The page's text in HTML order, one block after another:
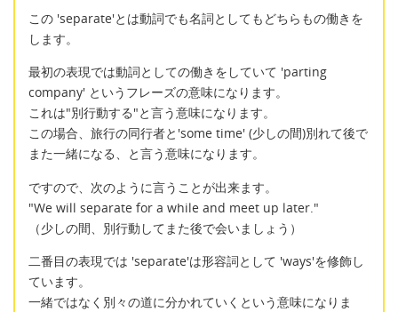
この 'separate'とは動詞でも名詞としてもどちらもの働きを
します。
最初の表現では動詞としての働きをしていて 'parting
company' というフレーズの意味になります。
これは"別行動する"と言う意味になります。
この場合、旅行の同行者と'some time' (少しの間)別れて後で
また一緒になる、と言う意味になります。
ですので、次のように言うことが出来ます。
"We will separate for a while and meet up later."
（少しの間、別行動してまた後で会いましょう）
二番目の表現では 'separate'は形容詞として 'ways'を修飾し
ています。
一緒ではなく別々の道に分かれていくという意味になりま